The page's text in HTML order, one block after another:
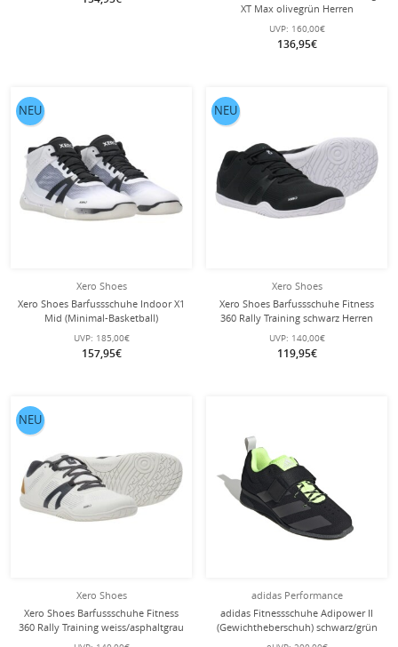
XT Max olivegrün Herren
UVP: 160,00€
136,95€
Xero Shoes
Xero Shoes Barfussschuhe Indoor X1
Mid (Minimal-Basketball)
weiss/schwarz Herren
UVP: 185,00€
157,95€
NEU
Xero Shoes
Xero Shoes Barfussschuhe Fitness
360 Rally Training schwarz Herren
UVP: 140,00€
119,95€
NEU
Xero Shoes
Xero Shoes Barfussschuhe Fitness
360 Rally Training weiss/asphaltgrau
Damen
NEU
adidas Performance
adidas Fitnessschuhe Adipower II
(Gewichtheberschuh) schwarz/grün
Herren